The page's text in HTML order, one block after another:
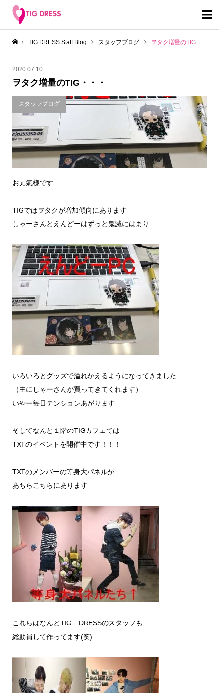

TIG DRESS Staff Blog スタッフブログ ヲタク増量のTIG・・・
2020.07.10
ヲタク増量のTIG・・・
スタッフブログ
お元氣様です
TIGではヲタクが増加傾向にあります
しゃーさんとえんどーはずっと鬼滅にはまり
いろいろとグッズで溢れかえるようになってきました
（主にしゃーさんが買ってきてくれます）
いやー毎日テンションあがります
そしてなんと１階のTIGカフェでは
TXTのイベントを開催中です！！！
TXTのメンバーの等身大パネルが
あちらこちらにあります
これらはなんとTIG DRESSのスタッフも
総動員して作ってます(笑)